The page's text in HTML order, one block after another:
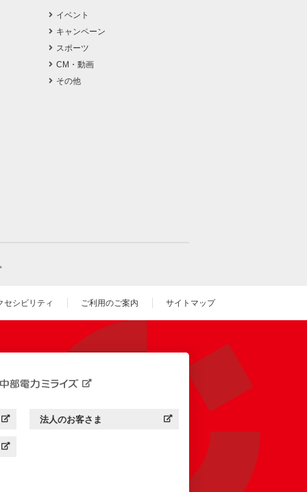
イベント
キャンペーン
スポーツ
CM・動画
その他
セシビリティ ご利用のご案内 サイトマップ
中部電力ミライズ：
法人のお客さま
（新しいウィンドウを開きます）